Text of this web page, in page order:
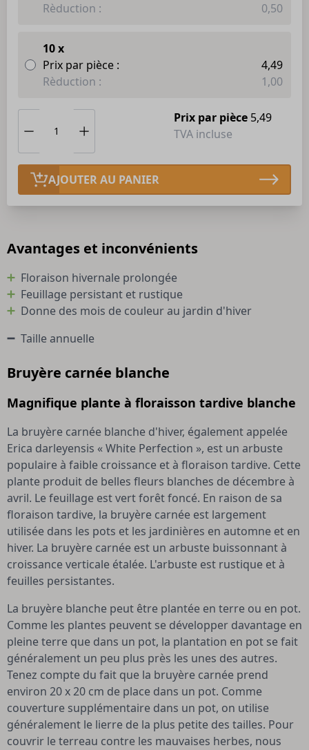
Rèduction :
0,50
10 x
Prix par pièce :
4,49
Rèduction :
1,00
Prix par pièce 5,49
TVA incluse
AJOUTER AU PANIER
Bruyère carnée blanche
Magnifique plante à floraisson tardive blanche
La bruyère carnée blanche d'hiver, également appelée
Erica darleyensis « White Perfection », est un arbuste
populaire à faible croissance et à floraison tardive. Cette
plante produit de belles fleurs blanches de décembre à
avril. Le feuillage est vert forêt foncé. En raison de sa
floraison tardive, la bruyère carnée est largement
utilisée dans les pots et les jardinières en automne et en
hiver. La bruyère carnée est un arbuste buissonnant à
croissance verticale étalée. L'arbuste est rustique et à
feuilles persistantes.
La bruyère blanche peut être plantée en terre ou en pot.
Comme les plantes peuvent se développer davantage en
pleine terre que dans un pot, la plantation en pot se fait
généralement un peu plus près les unes des autres.
Tenez compte du fait que la bruyère carnée prend
environ 20 x 20 cm de place dans un pot. Comme
couverture supplémentaire dans un pot, on utilise
généralement le lierre de la plus petite des tailles. Pour
couvrir le terreau contre les mauvaises herbes, nous
Avantages et inconvénients
Floraison hivernale prolongée
Feuillage persistant et rustique
Donne des mois de couleur au jardin d'hiver
Taille annuelle